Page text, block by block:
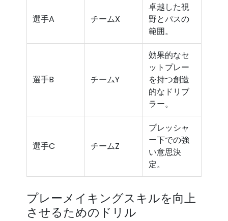
選手A チームX
卓越した視
野とパスの
範囲。
選手B チームY
効果的なセ
ットプレー
を持つ創造
的なドリブ
ラー。
選手C チームZ
プレッシャ
ー下での強
い意思決
定。
プレーメイキングスキルを向上
させるためのドリル